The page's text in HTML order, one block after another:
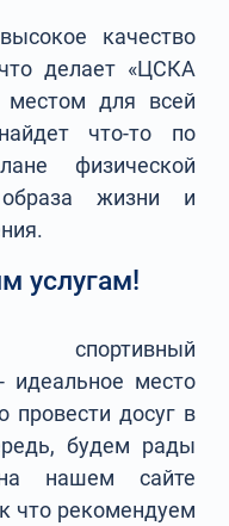
качество
делает «ЦСКА
местом для всей
что-то по
физической
образа жизни и
услугам!
спортивный
место
провести досуг в
будем рады
нашем сайте
что рекомендуем